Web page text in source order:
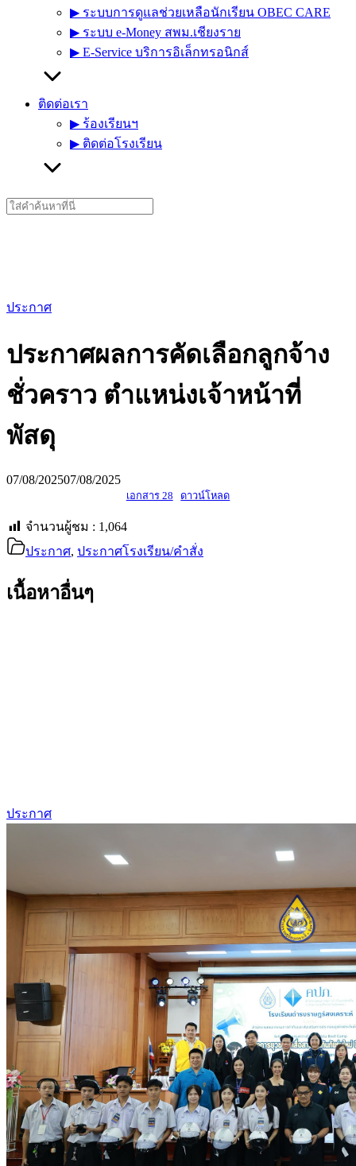
▶︎ ระบบการดูแลช่วยเหลือนักเรียน OBEC CARE
▶︎ ระบบ e-Money สพม.เชียงราย
▶︎ E-Service บริการอิเล็กทรอนิกส์
ติดต่อเรา
▶︎ ร้องเรียนฯ
▶︎ ติดต่อโรงเรียน
Search
for:
ประกาศ
ประกาศผลการคัดเลือกลูกจ้าง
ชั่วคราว ตำแหน่งเจ้าหน้าที่
พัสดุ
07/08/202507/08/2025
เอกสาร 28 ดาวน์โหลด
จำนวนผู้ชม : 1,064
ประกาศ, ประกาศโรงเรียน/คำสั่ง
เนื้อหาอื่นๆ
ประกาศ